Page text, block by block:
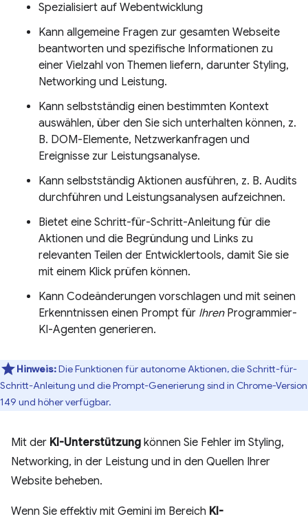
Spezialisiert auf Webentwicklung
Kann allgemeine Fragen zur gesamten Webseite
beantworten und spezifische Informationen zu
einer Vielzahl von Themen liefern, darunter Styling,
Networking und Leistung.
Kann selbstständig einen bestimmten Kontext
auswählen, über den Sie sich unterhalten können, z.
B. DOM-Elemente, Netzwerkanfragen und
Ereignisse zur Leistungsanalyse.
Kann selbstständig Aktionen ausführen, z. B. Audits
durchführen und Leistungsanalysen aufzeichnen.
Bietet eine Schritt-für-Schritt-Anleitung für die
Aktionen und die Begründung und Links zu
relevanten Teilen der Entwicklertools, damit Sie sie
mit einem Klick prüfen können.
Kann Codeänderungen vorschlagen und mit seinen
Erkenntnissen einen Prompt für IhrenProgrammier-
KI-Agenten generieren.
Hinweis:Die Funktionen für autonome Aktionen, die Schritt-für-
Schritt-Anleitung und die Prompt-Generierung sind in Chrome-Version
149 und höher verfügbar.
Mit der KI-Unterstützung können Sie Fehler im Styling,
Networking, in der Leistung und in den Quellen Ihrer
Website beheben.
Wenn Sie effektiv mit Gemini im Bereich KI-